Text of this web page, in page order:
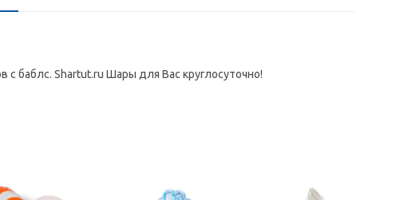
баблс. Shartut.ru Шары для Вас круглосуточно!